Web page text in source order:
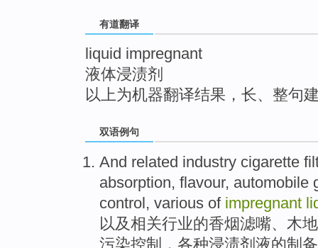
有道翻译
liquid impregnant
液体浸渍剂
以上为机器翻译结果，长、整句
双语例句
And related industry cigarette
absorption, flavour, automobile
control, various of impregnant
以及相关行业的香烟滤嘴、 木
污染控制 ， 各种浸渍剂 液的制备